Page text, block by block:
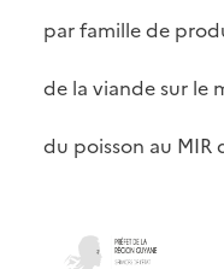
par famille de
de la viande sur le
du poisson au MIR